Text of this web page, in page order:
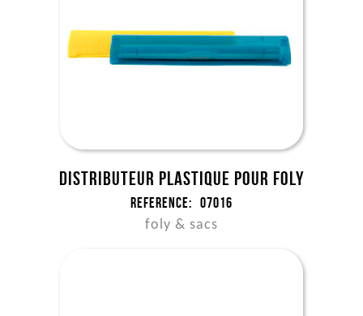
Distributeur plastique pour foly
Reference: 07016
foly & sacs